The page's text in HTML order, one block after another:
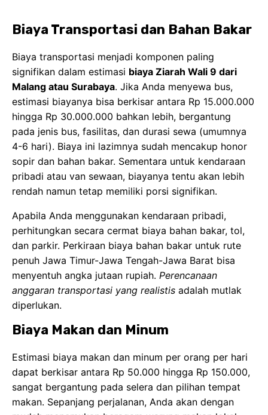
pribadi atau van sewaan, biayanya tentu akan lebih
rendah namun tetap memiliki porsi signifikan.
Apabila Anda menggunakan kendaraan pribadi,
perhitungkan secara cermat biaya bahan bakar, tol,
dan parkir. Perkiraan biaya bahan bakar untuk rute
penuh Jawa Timur-Jawa Tengah-Jawa Barat bisa
menyentuh angka jutaan rupiah.Perencanaan
anggaran transportasi yang realistisadalah mutlak
diperlukan.
Biaya Makan dan Minum
dapat berkisar antara Rp 50.000 hingga Rp 150.000,
sangat bergantung pada selera dan pilihan tempat
makan. Sepanjang perjalanan, Anda akan dengan
mudah menemukan beragam warung makan lokal
yang menyajikan hidangan khas daerah dengan harga
yang relatif terjangkau. Beberapa paket ziarah
mungkin sudah termasuk makan, namun pastikan
untuk memeriksa detailnya secara seksama.
pribadi guna menghemat biaya sekaligus
mengantisipasi kesulitan menemukan tempat makan
di tengah perjalanan.Hidrasi yang cukupjuga
menjadi kunci penting, terutama saat menghadapi